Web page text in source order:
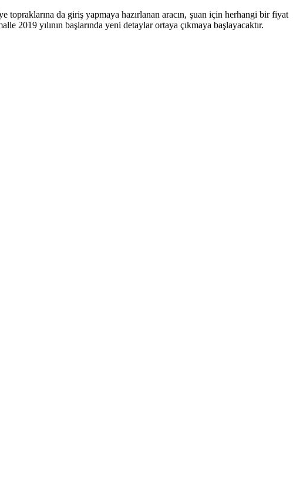
da giriş yapmaya hazırlanan aracın, şuan için herhangi bir fiyat
yılının başlarında yeni detaylar ortaya çıkmaya başlayacaktır.